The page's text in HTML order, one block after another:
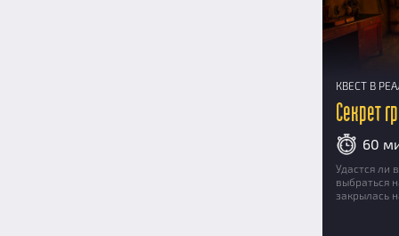
КВЕСТ В
Секрет
60
Удастся ли
выбраться
закрылась